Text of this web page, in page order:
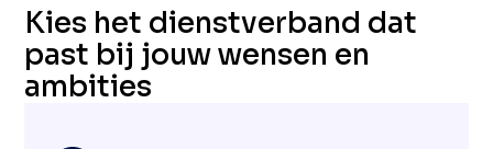
Kies het dienstverband dat
past bij jouw wensen en
ambities